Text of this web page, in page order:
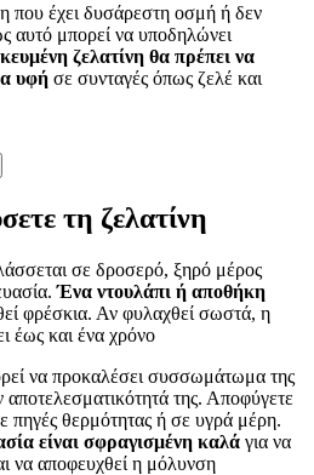
που έχει δυσάρεστη οσμή ή δεν
αυτό μπορεί να υποδηλώνει
ζελατίνη θα πρέπει να
υφή σε συνταγές όπως ζελέ και
τη ζελατίνη
σε δροσερό, ξηρό μέρος
Ένα ντουλάπι ή αποθήκη
φρέσκια. Αν φυλαχθεί σωστά, η
έως και ένα χρόνο
να προκαλέσει συσσωμάτωμα της
αποτελεσματικότητά της. Αποφύγετε
πηγές θερμότητας ή σε υγρά μέρη.
είναι σφραγισμένη καλά για να
να αποφευχθεί η μόλυνση